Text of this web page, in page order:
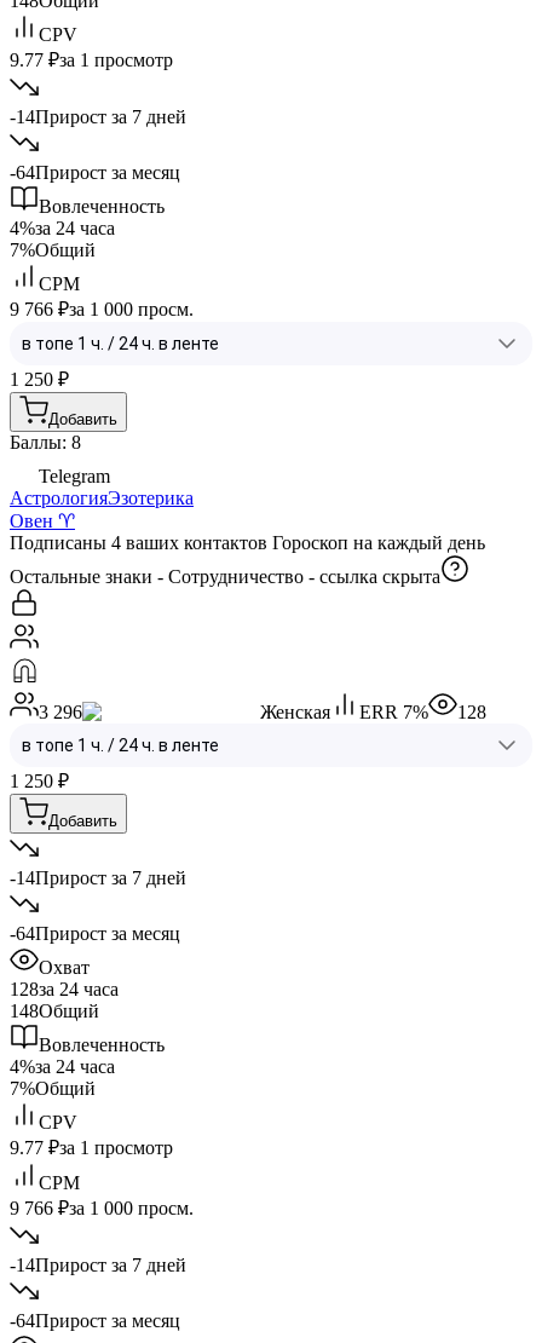
CPV
9.77 ₽за 1 просмотр
-14Прирост за 7 дней
-64Прирост за месяц
Вовлеченность
4%за 24 часа
7%Общий
CPM
9 766 ₽за 1 000 просм.
1 250 ₽
Добавить
Баллы: 8
Telegram
АстрологияЭзотерика
Овен ♈️
Подписаны 4 ваших контактов Гороскоп на каждый день
Остальные знаки - Сотрудничество - ссылка скрыта
3 296 Женская ERR 7% 128
1 250 ₽
Добавить
-14Прирост за 7 дней
-64Прирост за месяц
Охват
128за 24 часа
148Общий
Вовлеченность
4%за 24 часа
7%Общий
CPV
9.77 ₽за 1 просмотр
CPM
9 766 ₽за 1 000 просм.
-14Прирост за 7 дней
-64Прирост за месяц